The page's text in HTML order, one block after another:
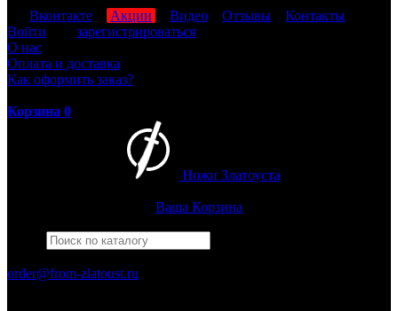
Вконтакте Акции Видео Отзывы
Контакты
Войти
зарегистрироваться
О нас
Оплата и доставка
Как оформить заказ?
Корзина 0
Ножи Златоуста
Ваша Корзина
order@from-zlatoust.ru